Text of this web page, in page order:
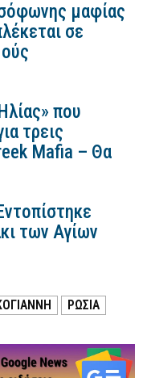
μαφίας
σε
που
τρεις
Mafia – Θα
των Αγίων
ΡΩΣΙΑ